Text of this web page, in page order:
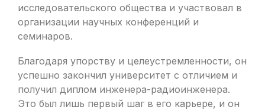
исследовательского общества и участвовал в
организации научных конференций и
семинаров.
Благодаря упорству и целеустремленности, он
успешно закончил университет с отличием и
получил диплом инженера-радиоинженера.
Это был лишь первый шаг в его карьере, и он